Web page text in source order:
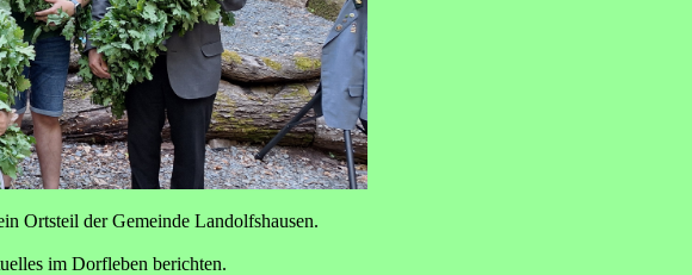
Ortsteil der Gemeinde Landolfshausen.
im Dorfleben berichten.